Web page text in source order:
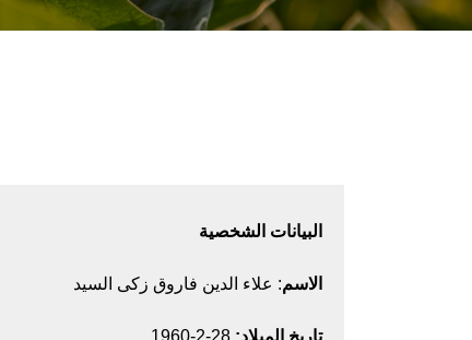
البيانات الشخصية
الاسم: علاء الدين فاروق زكى السيد
تاريخ الميلاد: